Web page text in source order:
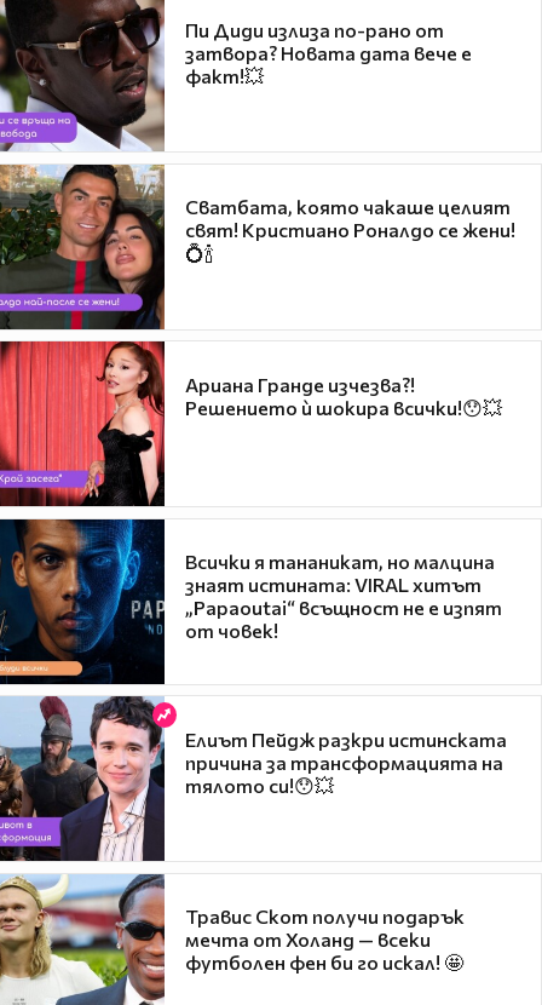
Пи Диди излиза по-рано от
затвора? Новата дата вече е
факт!💥
Сватбата, която чакаше целият
свят! Кристиано Роналдо се жени!
💍🍾
Ариана Гранде изчезва?!
Решението ѝ шокира всички!😯💥
Всички я тананикат, но малцина
знаят истината: VIRAL хитът
„Papaoutai“ всъщност не е изпят
от човек!
Елиът Пейдж разкри истинската
причина за трансформацията на
тялото си!😯💥
Травис Скот получи подарък
мечта от Холанд — всеки
футболен фен би го искал! 🤩